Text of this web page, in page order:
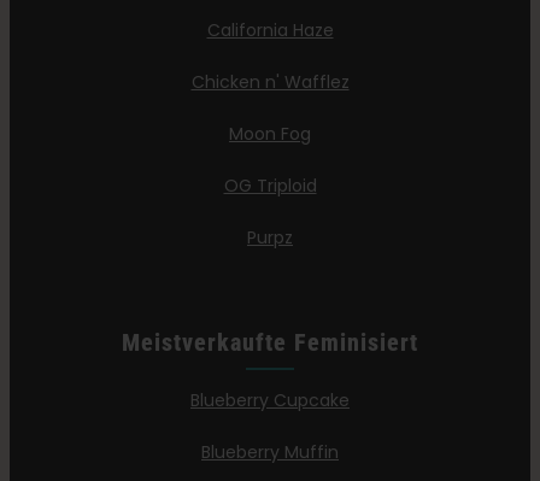
California Haze
Chicken n' Wafflez
Moon Fog
OG Triploid
Purpz
Meistverkaufte Feminisiert
Blueberry Cupcake
Blueberry Muffin